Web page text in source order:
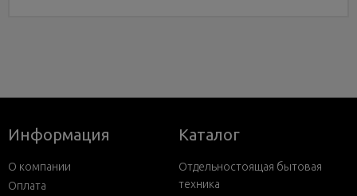
Информация
О компании
Оплата
Каталог
Отдельностоящая бытовая
техника